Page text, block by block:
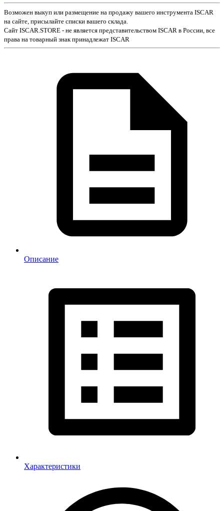
Возможен выкуп или размещение на продажу вашего инструмента ISCAR
на сайте, присылайте списки вашего склада.
Сайт ISCAR.STORE - не является представительством ISCAR в России, все
права на товарный знак принадлежат ISCAR
Описание
Характеристики